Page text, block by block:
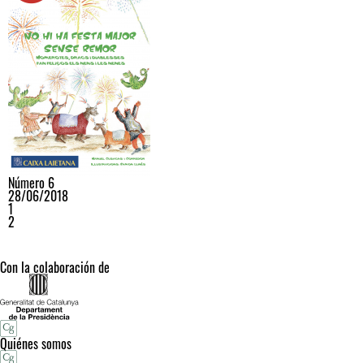
Número 6
28/06/2018
1
2
Con la colaboración de
Quiénes somos